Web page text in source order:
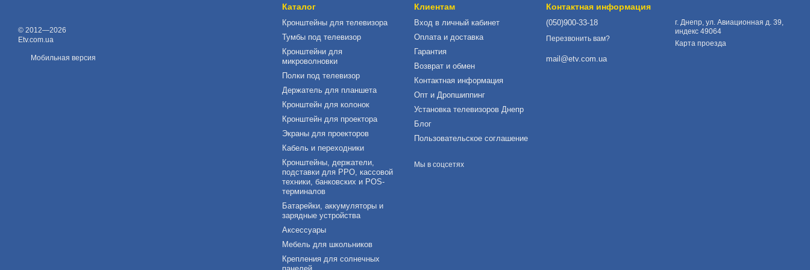
© 2012—2026
Etv.com.ua
Мобильная версия
Каталог
Кронштейны для телевизора
Тумбы под телевизор
Кронштейни для
микроволновки
Полки под телевизор
Держатель для планшета
Кронштейн для колонок
Кронштейн для проектора
Экраны для проекторов
Кабель и переходники
Кронштейны, держатели,
подставки для РРО, кассовой
техники, банковских и POS-
терминалов
Батарейки, аккумуляторы и
зарядные устройства
Аксессуары
Мебель для школьников
Крепления для солнечных
Клиентам
Вход в личный кабинет
Оплата и доставка
Гарантия
Возврат и обмен
Контактная информация
Опт и Дропшиппинг
Установка телевизоров Днепр
Блог
Пользовательское соглашение
Мы в соцсетях
Контактная информация
(050)900-33-18
Перезвонить вам?
mail@etv.com.ua
г. Днепр, ул. Авиационная д. 39,
индекс 49064
Карта проезда